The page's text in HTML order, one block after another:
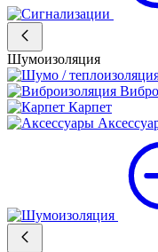
Шумоизоляция
Карпет